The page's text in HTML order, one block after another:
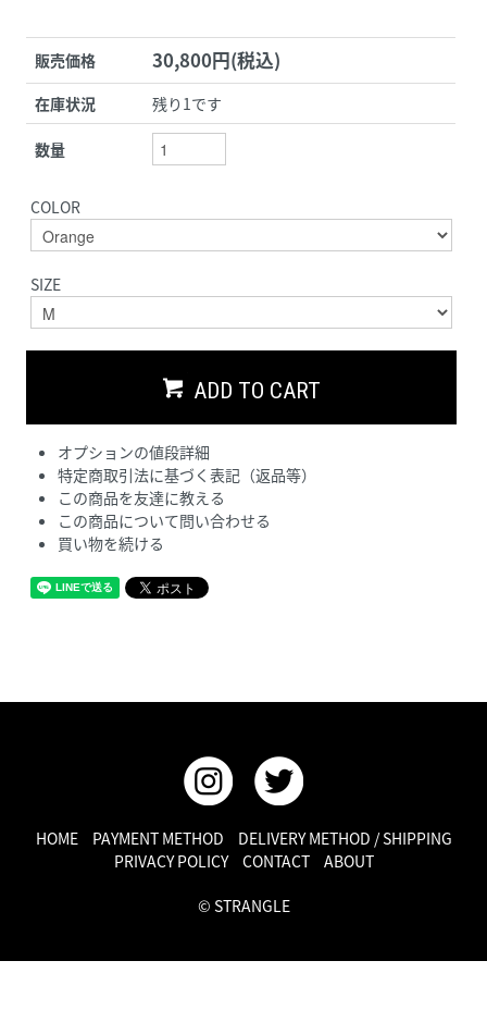
販売価格 30,800円(税込)
在庫状況 残り1です
数量
COLOR
SIZE
ADD TO CART
オプションの値段詳細
特定商取引法に基づく表記（返品等）
この商品を友達に教える
この商品について問い合わせる
買い物を続ける
HOME PAYMENT METHOD
DELIVERY METHOD / SHIPPING
PRIVACY POLICY
CONTACT ABOUT
© STRANGLE